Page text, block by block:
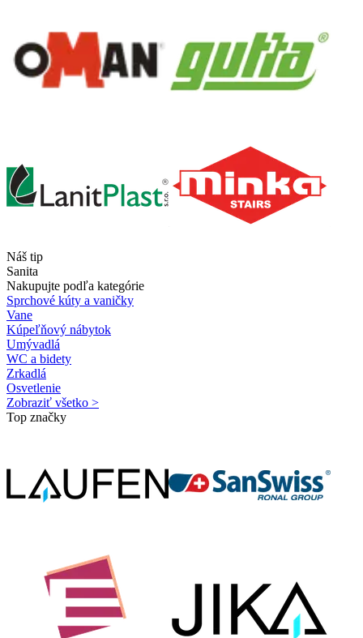
Náš tip
Sanita
Nakupujte podľa kategórie
Sprchové kúty a vaničky
Vane
Kúpeľňový nábytok
Umývadlá
WC a bidety
Zrkadlá
Osvetlenie
Zobraziť všetko >
Top značky